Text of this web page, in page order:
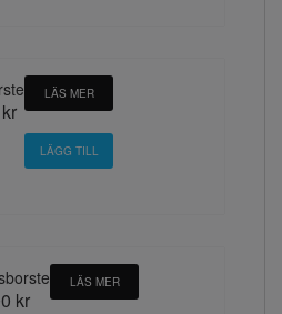
LÄS MER
kr
LÄS MER